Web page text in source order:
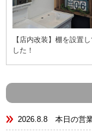
【店内改装】棚を設置し
した！
2026.8.8 本日の営